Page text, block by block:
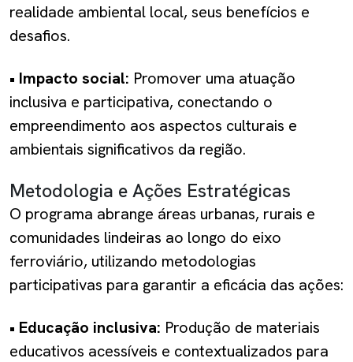
realidade ambiental local, seus benefícios e
desafios.
• Impacto social: Promover uma atuação
inclusiva e participativa, conectando o
empreendimento aos aspectos culturais e
ambientais significativos da região.
Metodologia e Ações Estratégicas
O programa abrange áreas urbanas, rurais e
comunidades lindeiras ao longo do eixo
ferroviário, utilizando metodologias
participativas para garantir a eficácia das ações:
• Educação inclusiva: Produção de materiais
educativos acessíveis e contextualizados para